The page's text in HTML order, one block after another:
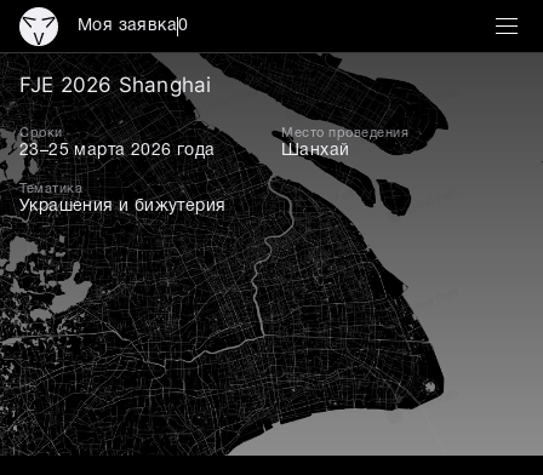
Моя заявка0
FJE 2026 Shanghai
FJE 2026 Shanghai
Сроки
23–25 марта 2026 года
Место проведения
Шанхай
Тематика
Украшения и бижутерия